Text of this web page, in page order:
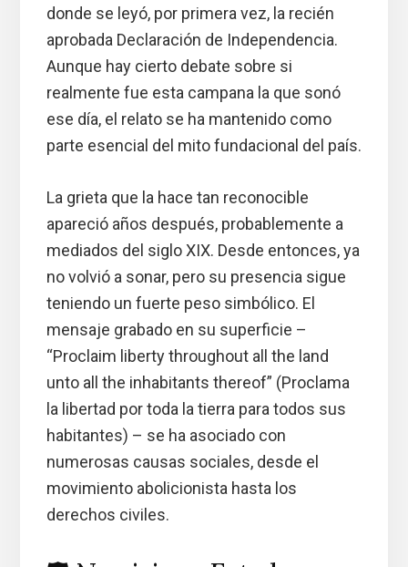
donde se leyó, por primera vez, la recién
aprobada Declaración de Independencia.
Aunque hay cierto debate sobre si
realmente fue esta campana la que sonó
ese día, el relato se ha mantenido como
parte esencial del mito fundacional del país.
La grieta que la hace tan reconocible
apareció años después, probablemente a
mediados del siglo XIX. Desde entonces, ya
no volvió a sonar, pero su presencia sigue
teniendo un fuerte peso simbólico. El
mensaje grabado en su superficie –
“Proclaim liberty throughout all the land
unto all the inhabitants thereof” (Proclama
la libertad por toda la tierra para todos sus
habitantes) – se ha asociado con
numerosas causas sociales, desde el
movimiento abolicionista hasta los
derechos civiles.